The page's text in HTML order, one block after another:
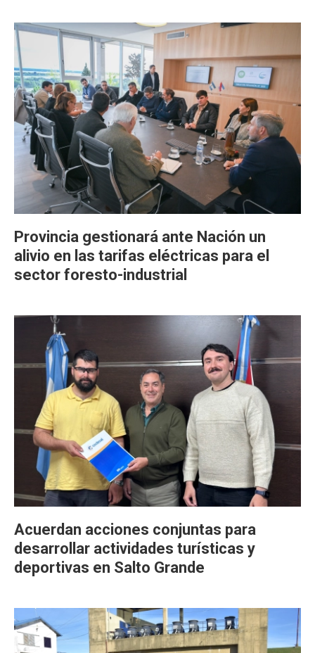
Provincia gestionará ante Nación un
alivio en las tarifas eléctricas para el
sector foresto-industrial
Acuerdan acciones conjuntas para
desarrollar actividades turísticas y
deportivas en Salto Grande